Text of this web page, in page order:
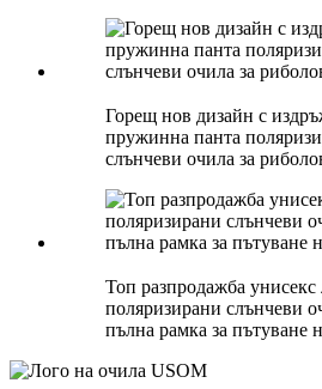
Горещ нов дизайн с
пружинна панта
слънчеви очила за
Топ разпродажба унисекс
поляризирани слънчеви
пълна рамка за пътуване